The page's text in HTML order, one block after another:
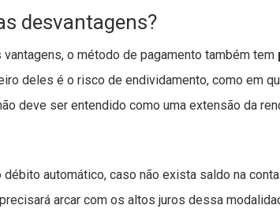
desvantagens?
vantagens, o método de pagamento também tem
deles é o risco de endividamento, como em
deve ser entendido como uma extensão da
débito automático, caso não exista saldo na
arcar com os altos juros dessa